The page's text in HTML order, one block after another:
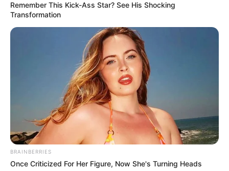
Remember This Kick-Ass Star? See His Shocking
Transformation
BRAINBERRIES
Once Criticized For Her Figure, Now She's Turning Heads